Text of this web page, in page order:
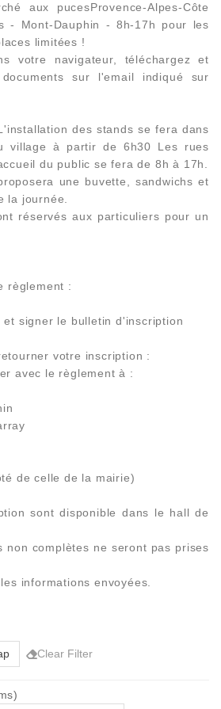
aux pucesProvence-Alpes-Côte
- Mont-Dauphin - 8h-17h pour les
limitées !
votre navigateur, téléchargez et
sur l'email indiqué sur
des stands se fera dans
village à partir de 6h30 Les rues
du public se fera de 8h à 17h.
une buvette, sandwichs et
la journée.
réservés aux particuliers pour un
règlement :
et signer le bulletin d'inscription
votre inscription :
avec le règlement à :
de celle de la mairie)
sont disponible dans le hall de
non complètes ne seront pas prises
informations envoyées.
Clear Filter